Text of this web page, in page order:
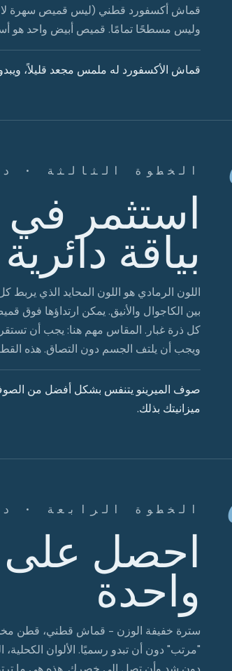
قماش أكسفورد قطني (ليس قميص سهرة
وليس مسطحًا تمامًا. قميص أبيض واحد هو
قماش الأكسفورد له ملمس مجعد قليلاً،
الخطوة الثالثة ·
استثمر في
بياقة دائرية
اللون الرمادي هو اللون المحايد الذي
بين الكاجوال والأنيق. يمكن ارتداؤها فوق
كل ذرة غبار. المقاس مهم هنا: يجب أن
ويجب أن يلتف الجسم دون التصاق. هذه
صوف الميرينو يتنفس بشكل أفضل من الصوف
ميزانيتك بذلك.
الخطوة الرابعة ·
احصل على
واحدة
سترة خفيفة الوزن - قماش قطني، قطن
"مرتب" دون أن تبدو رسميًا. الألوان